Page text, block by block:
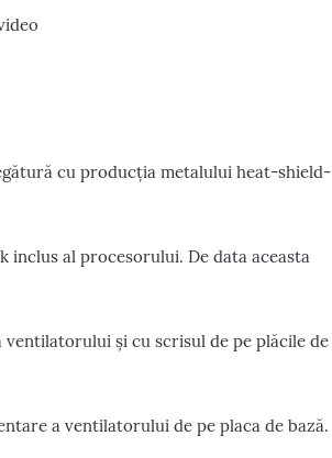
cu producția metalului heat-shield-
al procesorului. De data aceasta
și cu scrisul de pe plăcile de
a ventilatorului de pe placa de bază.